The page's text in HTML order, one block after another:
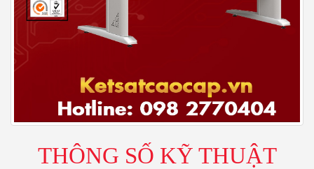
THÔNG SỐ KỸ THUẬT